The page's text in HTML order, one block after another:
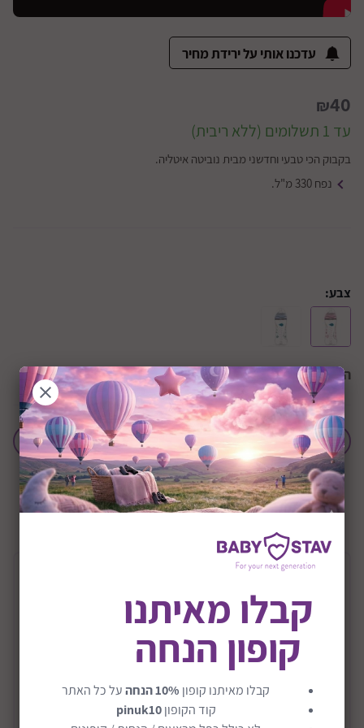
עדכנו אותי על ירידת מחיר
₪40
עד 1 תשלומים (ללא ריבית)
בקבוק הכי טבעי וחדשני מבית נוביטה איטליה.
נפח 330 מ"ל.
צבע:
הצבע הנבחר: ורוד
הוסף לחבילת לידה
+0M שיתוף:
תיאור המוצר
Mimic
את הצורה, התנועה והגמישות של פטמת האם, מבלי
להפריע להרגלי התינוק להנקה טבעית. זהו פתרון גדול
קבלו מאיתנו
קופון הנחה
קבלו מאיתנו קופון 10% הנחה
על כל האתר
קוד הקופוןpinuk10